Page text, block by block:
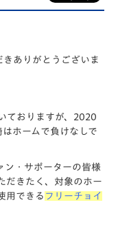
ありがとうございま
ておりますが、2020
ホームで負けなしで
ン・サポーターの皆様
だきたく、対象のホー
用できる フリーチョイ